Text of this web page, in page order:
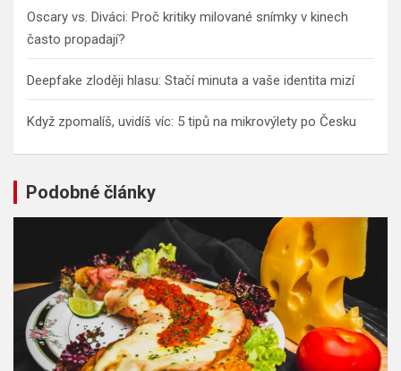
Oscary vs. Diváci: Proč kritiky milované snímky v kinech
často propadají?
Deepfake zloději hlasu: Stačí minuta a vaše identita mizí
Když zpomalíš, uvidíš víc: 5 tipů na mikrovýlety po Česku
Podobné články